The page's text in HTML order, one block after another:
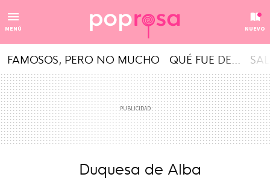
MENÚ NUEVO
FAMOSOS, PERO NO MUCHO QUÉ FUE DE...
Duquesa de Alba